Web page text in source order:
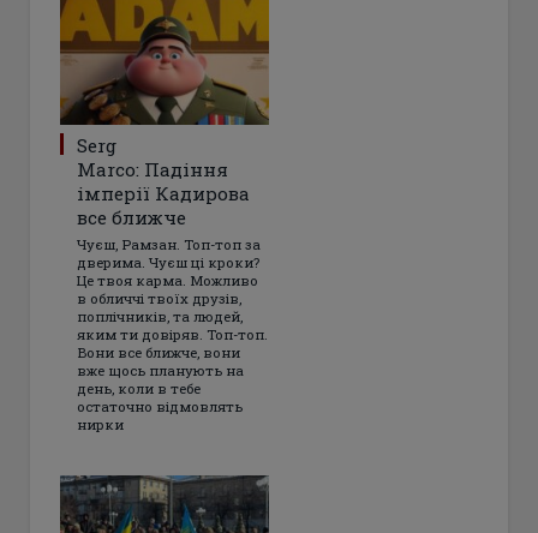
Serg
Marco: Падіння
імперії Кадирова
все ближче
Чуєш, Рамзан. Топ-топ за
дверима. Чуєш ці кроки?
Це твоя карма. Можливо
в обличчі твоїх друзів,
поплічників, та людей,
яким ти довіряв. Топ-топ.
Вони все ближче, вони
вже щось планують на
день, коли в тебе
остаточно відмовлять
нирки